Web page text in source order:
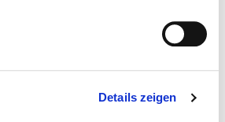
Details zeigen